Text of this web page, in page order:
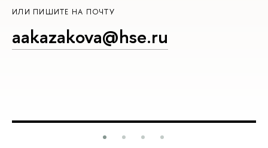
ИЛИ ПИШИТЕ НА ПОЧТУ
aakazakova@hse.ru